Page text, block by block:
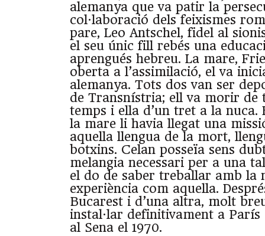
alemanya que va patir la
col·laboració dels feixismes
pare, Leo Antschel, fidel al
el seu únic fill rebés una
aprengués hebreu. La mare,
oberta a l’assimilació, el va
alemanya. Tots dos van ser
de Transnístria; ell va morir de
temps i ella d’un tret a la nuca.
la mare li havia llegat una
aquella llengua de la mort,
botxins. Celan posseïa sens
melangia necessari per a una
el do de saber treballar amb la
experiència com aquella.
Bucarest i d’una altra, molt
instal·lar definitivament a París
al Sena el 1970.